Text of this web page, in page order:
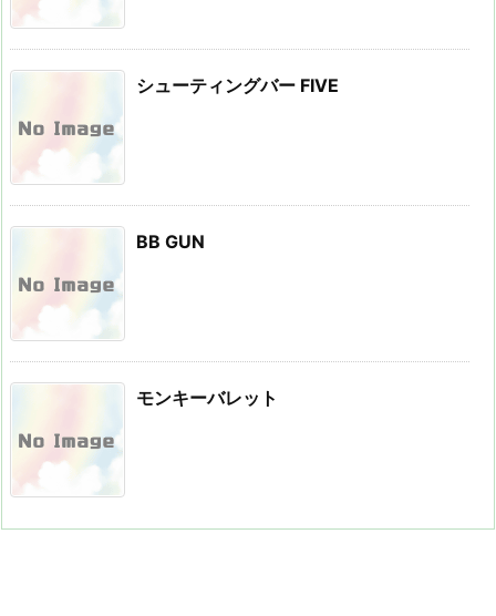
シューティングバー FIVE
BB GUN
モンキーバレット